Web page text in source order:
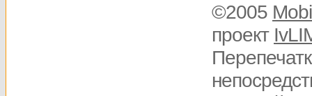
©2005
проект